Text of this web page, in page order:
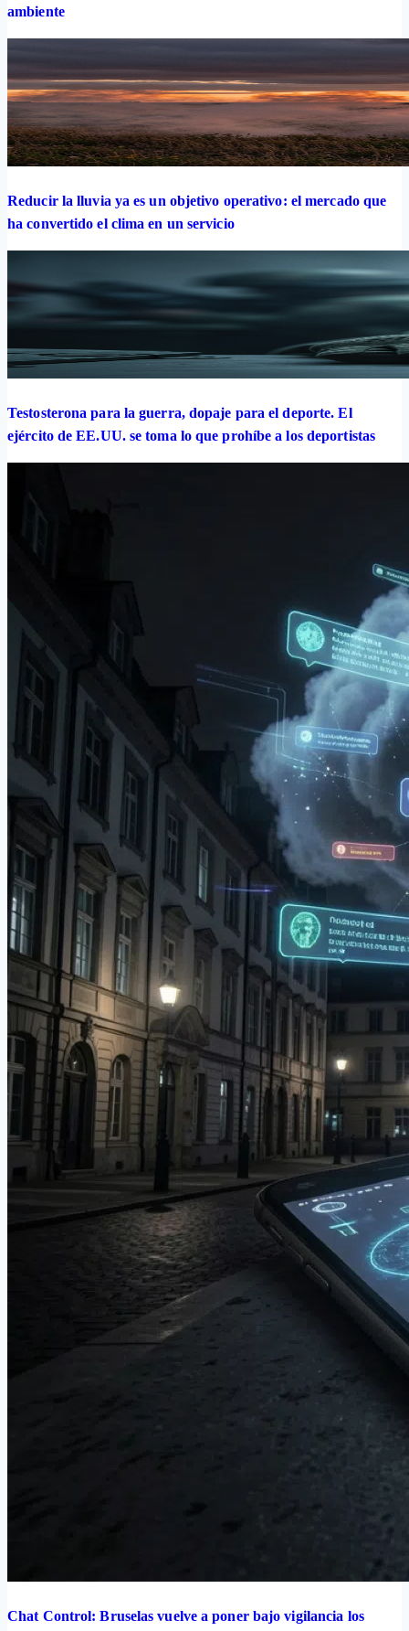
ambiente
Reducir la lluvia ya es un objetivo operativo: el mercado que
ha convertido el clima en un servicio
Testosterona para la guerra, dopaje para el deporte. El
ejército de EE.UU. se toma lo que prohíbe a los deportistas
Chat Control: Bruselas vuelve a poner bajo vigilancia los